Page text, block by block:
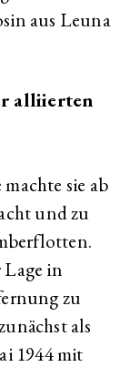
aus Leuna
alliierten
sie ab
und zu
in
zu
als
1944 mit